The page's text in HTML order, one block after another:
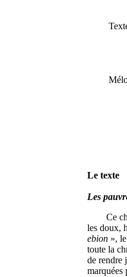
Texte
fr. :
EKG
O
Le texte
Les
Ce
les doux,
ebion »,
toute la
de rendre
marquées